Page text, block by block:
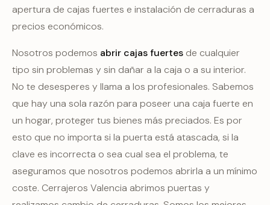
apertura de cajas fuertes e instalación de cerraduras a
precios económicos.
Nosotros podemos abrir cajas fuertes de cualquier
tipo sin problemas y sin dañar a la caja o a su interior.
No te desesperes y llama a los profesionales. Sabemos
que hay una sola razón para poseer una caja fuerte en
un hogar, proteger tus bienes más preciados. Es por
esto que no importa si la puerta está atascada, si la
clave es incorrecta o sea cual sea el problema, te
aseguramos que nosotros podemos abrirla a un mínimo
coste. Cerrajeros Valencia abrimos puertas y